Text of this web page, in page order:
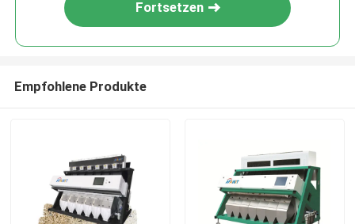
Fortsetzen
Empfohlene Produkte